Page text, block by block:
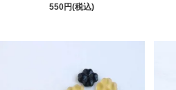
550円(税込)